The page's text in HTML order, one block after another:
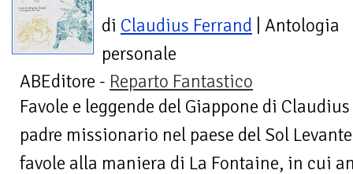
di Claudius Ferrand | Antologia
personale
ABEditore - Reparto Fantastico
Favole e leggende del Giappone di
padre missionario nel paese del Sol
favole alla maniera di La Fontaine, in cui